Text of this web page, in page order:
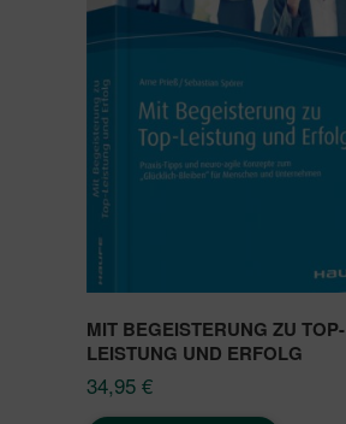
MIT BEGEISTERUNG ZU TOP-
LEISTUNG UND ERFOLG
34,95 €